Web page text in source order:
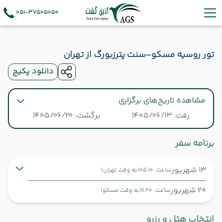
051-37505050
تور روسیه مسکو-سنت پترزبورگ از تهران
دانلود پکیج
مشاهده تاریخ‌های برگزاری
رفت: 1405/06/13
برگشت: 1405/06/20
برنامه سفر
13 شهریور ساعت: 05:10 (به وقت تهران)
20 شهریور ساعت: 11:20 (به وقت مسکو)
تهران ,